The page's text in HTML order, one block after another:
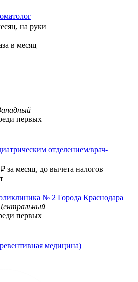
на руки
в месяц
первых
отделением/врач-
₽ за месяц, до вычета налогов
№ 2 Города Краснодара
первых
медицина)